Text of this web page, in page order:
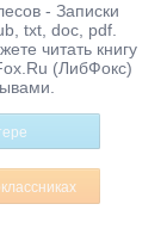
- Записки
txt, doc, pdf.
читать книгу
(ЛибФокс)